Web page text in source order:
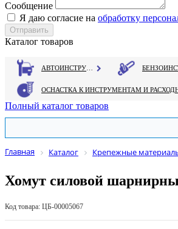
Сообщение
Я даю согласие на обработку
Каталог товаров
Полный каталог товаров
Главная Каталог Крепежные
Хомут силовой
Код товара: ЦБ-00005067